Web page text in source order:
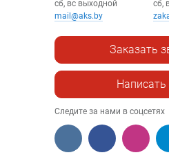
сб, вс выходной
mail@aks.by
сб,
Заказать
Следите за нами в соцсетях